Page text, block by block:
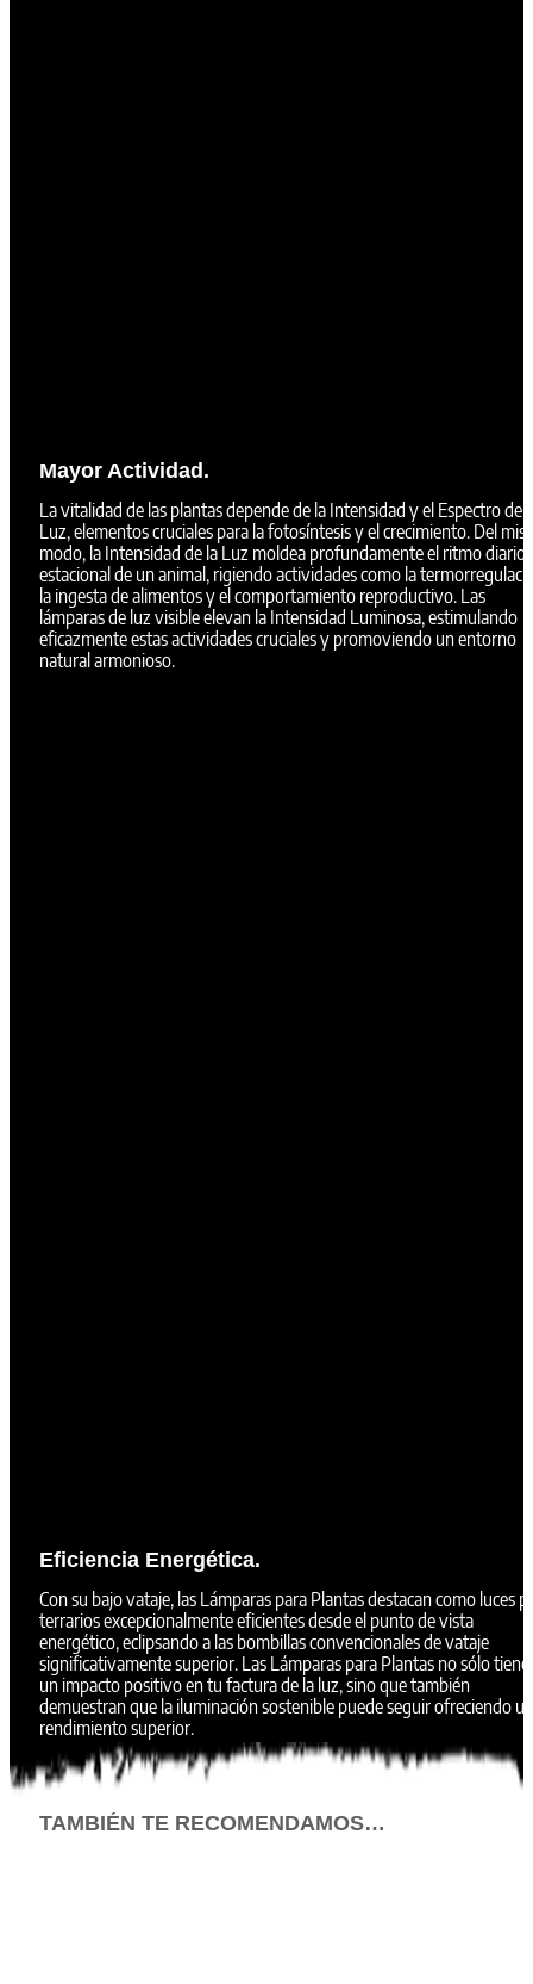
Mayor Actividad.
La vitalidad de las plantas depende de la Intensidad y el Espectro de
Luz, elementos cruciales para la fotosíntesis y el crecimiento. Del
modo, la Intensidad de la Luz moldea profundamente el ritmo diario
estacional de un animal, rigiendo actividades como la
la ingesta de alimentos y el comportamiento reproductivo. Las
lámparas de luz visible elevan la Intensidad Luminosa, estimulando
eficazmente estas actividades cruciales y promoviendo un entorno
natural armonioso.
Eficiencia Energética.
Con su bajo vataje, las Lámparas para Plantas destacan como luces
terrarios excepcionalmente eficientes desde el punto de vista
energético, eclipsando a las bombillas convencionales de vataje
significativamente superior. Las Lámparas para Plantas no sólo
un impacto positivo en tu factura de la luz, sino que también
demuestran que la iluminación sostenible puede seguir ofreciendo un
rendimiento superior.
TAMBIÉN TE RECOMENDAMOS…